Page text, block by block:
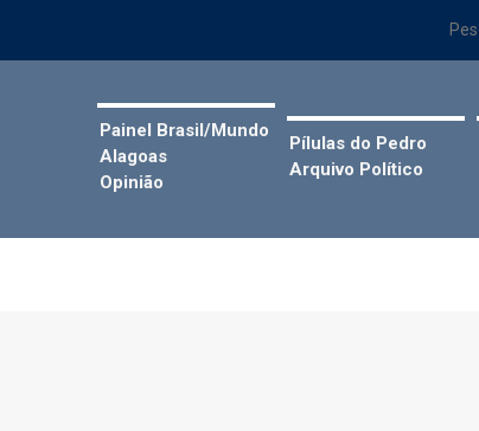
Painel Brasil/Mundo
Alagoas
Opinião
Pílulas do Pedro
Arquivo Político